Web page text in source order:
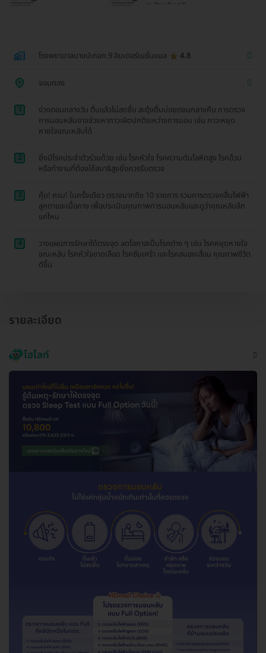
(ถ.รัตนาธิเบศร์)
โรงพยาบาลบางปะกอก 9 อินเตอร์เนชั่นแนล 4.8
จอมทอง
1
ง่วงตอนกลางวัน ตื่นแล้วไม่สดชื่น สะดุ้งตื่นบ่อยตอนกลางคืน การตรวจ
การนอนหลับอาจช่วยหาภาวะผิดปกติระหว่างการนอน เช่น ภาวะหยุด
หายใจขณะหลับได้
2
ยิ่งมีโรคประจำตัวร่วมด้วย เช่น โรคหัวใจ โรคความดันโลหิตสูง โรคอ้วน
หรือทำงานที่ต้องใช้สมาธิสูงยิ่งควรรีบตรวจ
3
คุ้ม! ครบ! ในครั้งเดียว ตรวจมากถึง 10 รายการ รวมการตรวจคลื่นไฟฟ้า
ลูกตาและเนื้อคาง เพื่อประเมินคุณภาพการนอนหลับและดูว่าคุณหลับลึก
แค่ไหน
4
วางแผนการรักษาได้ตรงจุด ลดโอกาสเป็นโรคต่าง ๆ เช่น โรคหยุดหายใจ
ขณะหลับ โรคหัวใจขาดเลือด โรคซึมเศร้า และโรคสมองเสื่อม คุณภาพชีวิต
ดีขึ้น
รายละเอียด
ไฮไลท์